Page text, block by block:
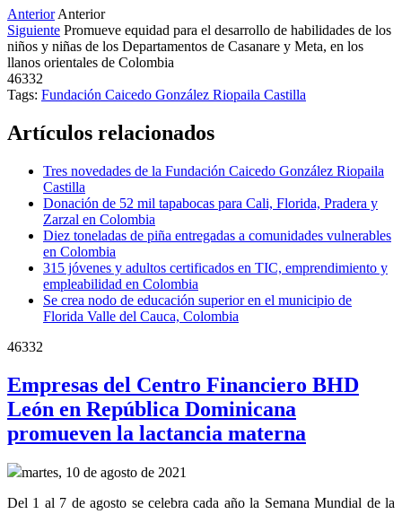
Anterior Anterior
Siguiente Promueve equidad para el desarrollo de habilidades de los
niños y niñas de los Departamentos de Casanare y Meta, en los
llanos orientales de Colombia
46332
Tags: Fundación Caicedo González Riopaila Castilla
Artículos relacionados
Tres novedades de la Fundación Caicedo González Riopaila
Castilla
Donación de 52 mil tapabocas para Cali, Florida, Pradera y
Zarzal en Colombia
Diez toneladas de piña entregadas a comunidades vulnerables
en Colombia
315 jóvenes y adultos certificados en TIC, emprendimiento y
empleabilidad en Colombia
Se crea nodo de educación superior en el municipio de
Florida Valle del Cauca, Colombia
46332
Empresas del Centro Financiero BHD
León en República Dominicana
promueven la lactancia materna
martes, 10 de agosto de 2021
Del 1 al 7 de agosto se celebra cada año la Semana Mundial de la